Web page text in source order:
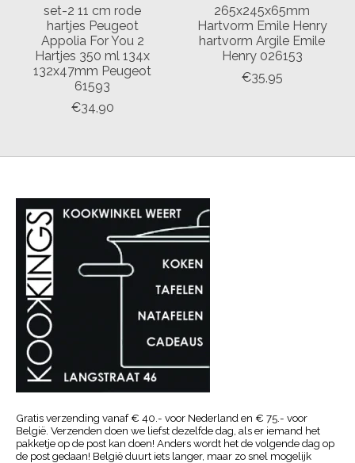
set-2 11 cm rode
hartjes Peugeot
Appolia For You 2
Hartjes 350 ml 134x
132x47mm Peugeot
61593
€34,90
265x245x65mm
Hartvorm Emile Henry
hartvorm Argile Emile
Henry 026153
€35,95
Gratis verzending vanaf € 40.- voor Nederland en € 75.- voor
België. Verzenden doen we liefst dezelfde dag, als er iemand het
pakketje op de post kan doen! Anders wordt het de volgende dag op
de post gedaan! België duurt iets langer, maar zo snel mogelijk